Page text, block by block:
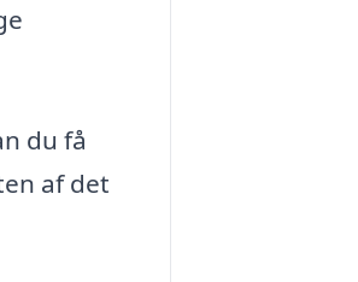
du få
af det